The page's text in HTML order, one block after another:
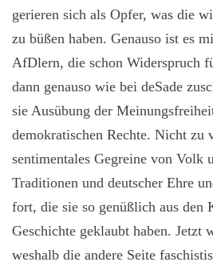
gerieren sich als Opfer, was die
zu büßen haben. Genauso ist es
AfDlern, die schon Widerspruch
dann genauso wie bei deSade
sie Ausübung der
demokratischen Rechte. Nicht zu
sentimentales Gegreine von Volk
Traditionen und deutscher Ehre
fort, die sie so genüßlich aus den
Geschichte geklaubt haben. Jetzt
weshalb die andere Seite